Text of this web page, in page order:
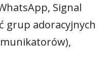
Signal
grup adoracyjnych